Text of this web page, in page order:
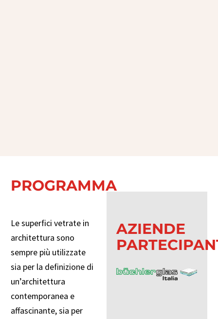
PROGRAMMA
Le superfici vetrate in
architettura sono
sempre più utilizzate
sia per la definizione di
un’architettura
contemporanea e
affascinante, sia per
AZIENDE